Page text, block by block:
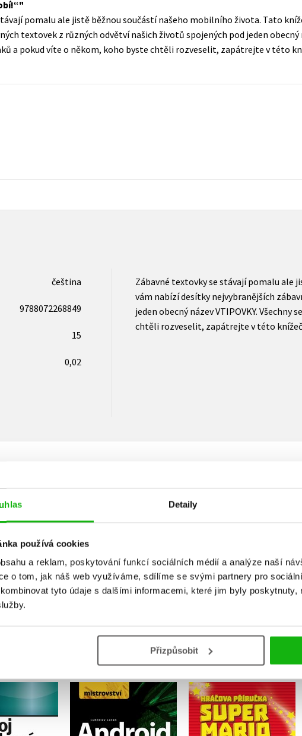
Detaily
používá cookies
a reklam, poskytování funkcí sociálních médií a analýze naší
o tom, jak náš web využíváme, sdílíme se svými partnery pro
tyto údaje s dalšími informacemi, které jim byly poskytnuty,
Přizpůsobit
rozvoj
Populárně - naučné pro děti
Předškoláci
Young adult (SK)
Zahraniční literatura
pomalu ale jistě běžnou součástí našeho mobilního života. Tato
textovek z různých odvětví našich životů spojených pod jeden obecný
a pokud víte o někom, koho byste chtěli rozveselit, zapátrejte v této
čeština
9788072268849
15
0,02
Zábavné textovky se stávají pomalu ale
vám nabízí desítky nejvybranějších
jeden obecný název VTIPOVKY.
chtěli rozveselit, zapátrejte v této
Přihlásit
MOHLO BY VÁS TAKÉ ZAJÍMAT
pro iOS
Lacko
Mistrovství - Android
Ľuboslav Lacko
Super Mario Run
Kolektiv